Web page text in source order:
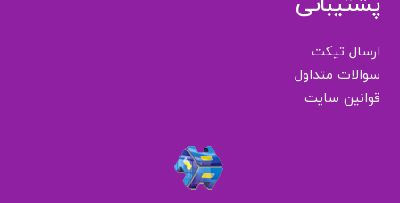
ارسال تیکت
سوالات متداول
قوانین سایت